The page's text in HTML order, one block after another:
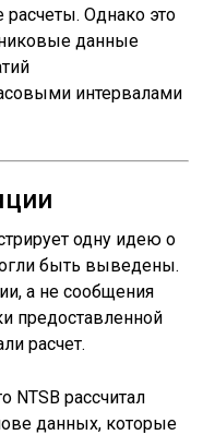
Однако это
данные
интервалами
одну идею о
быть выведены.
а не сообщения
предоставленной
расчет.
NTSB рассчитал
данных, которые